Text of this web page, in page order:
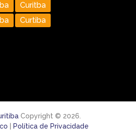
Curitba
Curtiba
Copyright © 2026.
Política de Privacidade